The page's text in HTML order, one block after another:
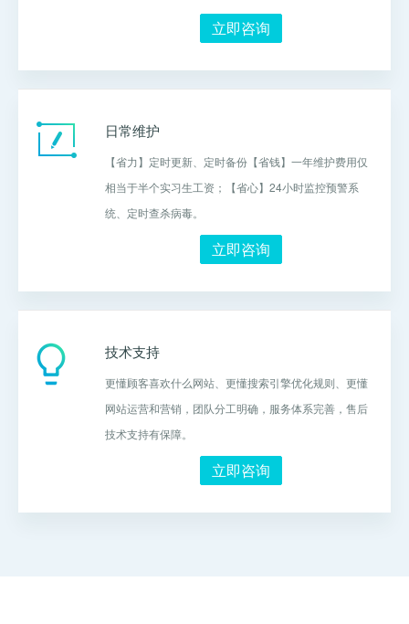
立即咨询
日常维护
【省力】定时更新、定时备份【省钱】一年维护费用仅
相当于半个实习生工资；【省心】24小时监控预警系
统、定时查杀病毒。
立即咨询
技术支持
更懂顾客喜欢什么网站、更懂搜索引擎优化规则、更懂
网站运营和营销，团队分工明确，服务体系完善，售后
技术支持有保障。
立即咨询